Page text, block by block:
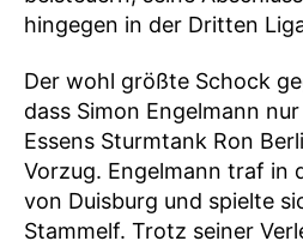
hingegen in der Dritten
Der wohl größte Schock
dass Simon Engelmann
Essens Sturmtank Ron
Vorzug. Engelmann traf in
von Duisburg und spielte
Stammelf. Trotz seiner